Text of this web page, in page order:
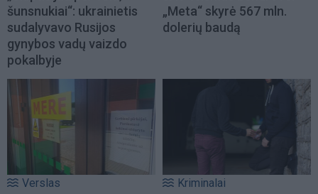
šunsnukiai“: ukrainietis
sudalyvavo Rusijos
gynybos vadų vaizdo
pokalbyje
„Meta“ skyrė 567 mln.
dolerių baudą
Verslas Kriminalai